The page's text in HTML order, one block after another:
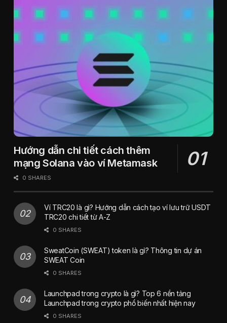
Hướng dẫn chi tiết cách thêm
mạng Solana vào ví Metamask
0 SHARES
Ví TRC20 là gì? Hướng dẫn cách tạo ví lưu trữ USDT
TRC20 chi tiết từ A-Z
0 SHARES
SweatCoin (SWEAT) token là gì? Thông tin dự án
SWEAT Coin
0 SHARES
Launchpad trong crypto là gì? Top 6 nền tảng
Launchpad trong crypto phổ biến nhất hiện nay
0 SHARES